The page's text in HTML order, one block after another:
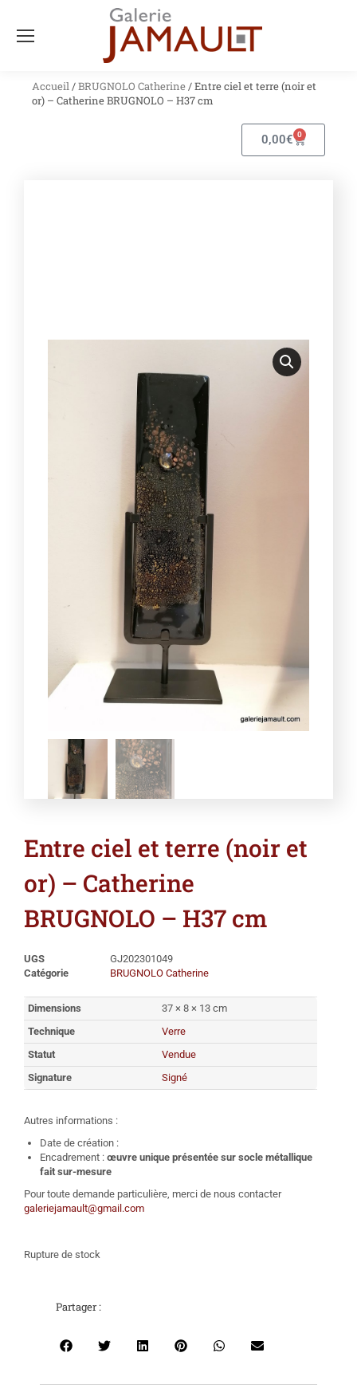
Accueil/BRUGNOLO Catherine/ Entre ciel et terre (noir et
or) – Catherine BRUGNOLO – H37 cm
0,00€ 0
Entre ciel et terre (noir et
or) – Catherine
BRUGNOLO – H37 cm
UGS
GJ202301049
Catégorie
BRUGNOLO Catherine
Dimensions
37 × 8 × 13 cm
Technique
Verre
Statut
Vendue
Signature
Signé
Autres informations :
Date de création :
Encadrement : œuvre unique présentée sur socle métallique
fait sur-mesure
Pour toute demande particulière, merci de nous contacter
galeriejamault@gmail.com
Rupture de stock
Partager :